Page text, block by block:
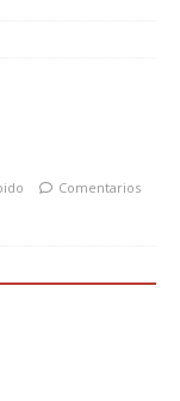
Comentarios